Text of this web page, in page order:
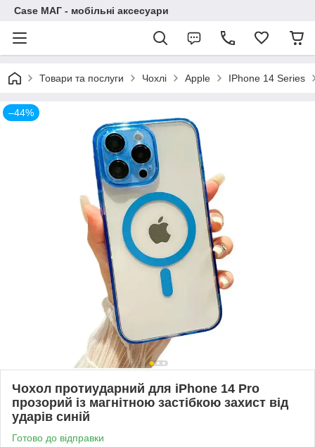
Case МАГ - мобільні аксесуари
Товари та послуги Чохлі Apple IPhone 14 Series
–44%
Чохол протиударний для iPhone 14 Pro
прозорий із магнітною застібкою захист від
ударів синій
Готово до відправки